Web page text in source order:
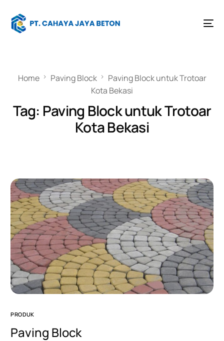
Home Paving Block
Paving Block untuk Trotoar
Kota Bekasi
Tag: Paving Block untuk Trotoar
Kota Bekasi
PRODUK
Paving Block